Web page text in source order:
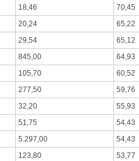
18,46
70,45
20,24
65,22
29,54
65,12
845,00
64,93
105,70
60,52
277,50
59,76
32,20
55,93
51,75
54,43
5.297,00
54,43
123,80
53,77